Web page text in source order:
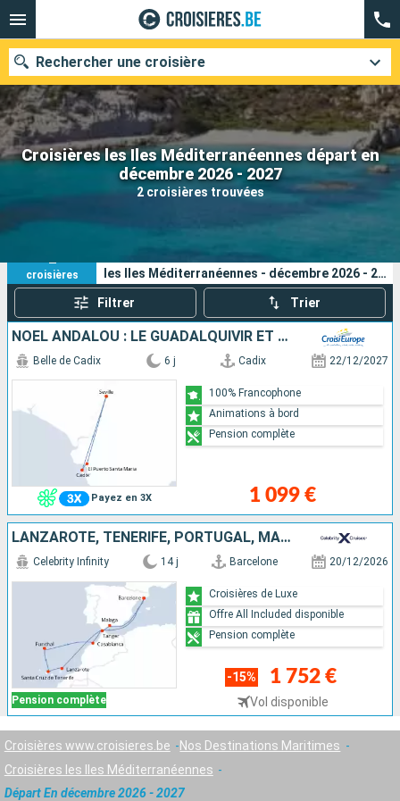
Croisières les Iles Méditerranéennes départ en
décembre 2026 - 2027
2 croisières trouvées
Rechercher une croisière
Nos destinations
Mois de départ
Rechercher
2
croisières
Vos critères de recherche :
les Iles Méditerranéennes - décembre 2026 - 2027
Filtrer Trier
NOËL ANDALOU : LE GUADALQUIVIR ET LA BAIE DE CADIX
Payez en 3X
Belle de Cadix 6 j Cadix 22/12/2027
1 099 €
100% Francophone
Animations à bord
Pension complète
LANZAROTE, TENERIFE, PORTUGAL, MAROC, ESPAGNE
Pension complète
Celebrity Infinity 14 j Barcelone 20/12/2026
-15% 1 752 €
Vol disponible
Croisières de Luxe
Offre All Included disponible
Pension complète
Croisières www.croisieres.be
Nos Destinations Maritimes
Croisières les Iles Méditerranéennes
Départ En décembre 2026 - 2027